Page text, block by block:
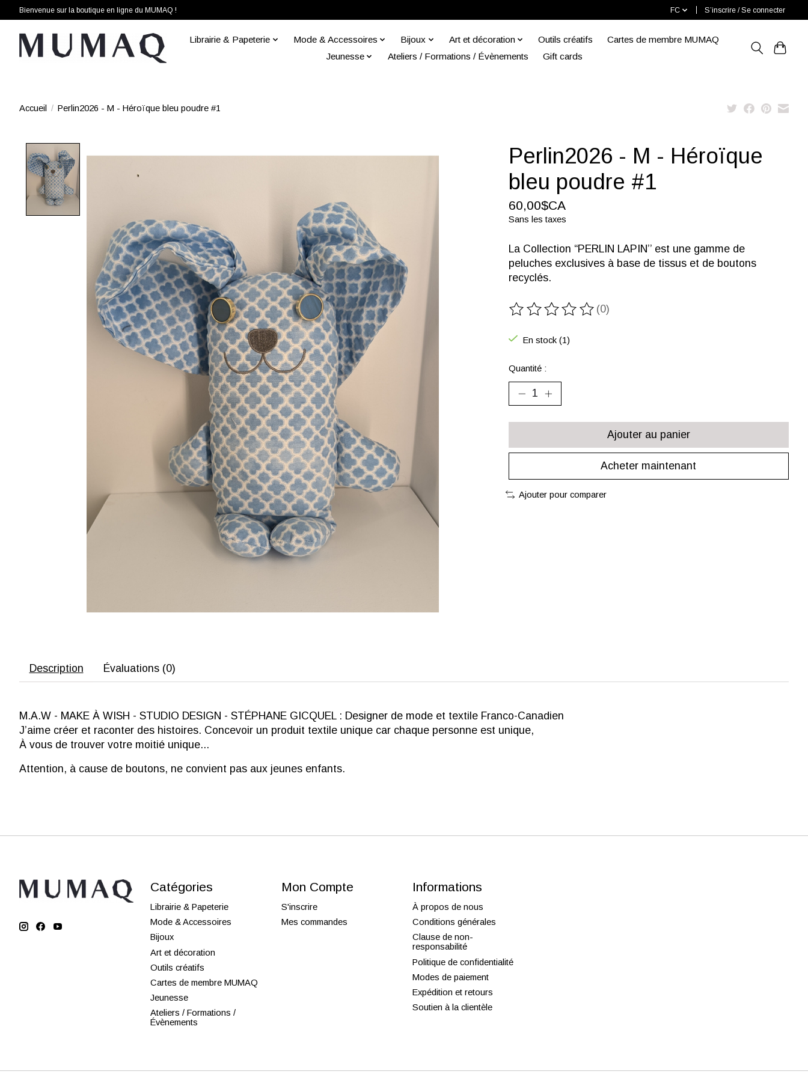
Bienvenue sur la boutique en ligne du MUMAQ ! FC S’inscrire / Se connecter
Librairie & Papeterie Mode & Accessoires Bijoux Art et décoration Outils créatifs
Cartes de membre MUMAQ
Jeunesse
Ateliers / Formations / Évènements Gift cards
Accueil / Perlin2026 - M - Héroïque bleu poudre #1
Perlin2026 - M - Héroïque
bleu poudre #1
60,00$CA
Sans les taxes
La Collection “PERLIN LAPIN’’ est une gamme de
peluches exclusives à base de tissus et de boutons
recyclés.
Ce produit est évalué à
(0)
En stock (1)
Quantité :
Ajouter au panier
Acheter maintenant
Ajouter pour comparer
Description Évaluations (0)
M.A.W - MAKE À WISH - STUDIO DESIGN - STÉPHANE GICQUEL : Designer de mode et textile Franco-Canadien
J’aime créer et raconter des histoires. Concevoir un produit textile unique car chaque personne est unique,
À vous de trouver votre moitié unique...
Attention, à cause de boutons, ne convient pas aux jeunes enfants.
Catégories
Librairie & Papeterie
Mode & Accessoires
Bijoux
Art et décoration
Outils créatifs
Cartes de membre MUMAQ
Jeunesse
Ateliers / Formations /
Évènements
Mon Compte
S'inscrire
Mes commandes
Informations
À propos de nous
Conditions générales
Clause de non-
responsabilité
Politique de confidentialité
Modes de paiement
Expédition et retours
Soutien à la clientèle